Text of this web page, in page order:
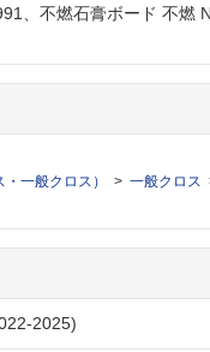
、不燃石膏ボード 不燃
一般クロス） 一般クロス
2025)